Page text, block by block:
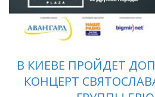
В КИЕВЕ ПРОЙДЕТ
КОНЦЕРТ